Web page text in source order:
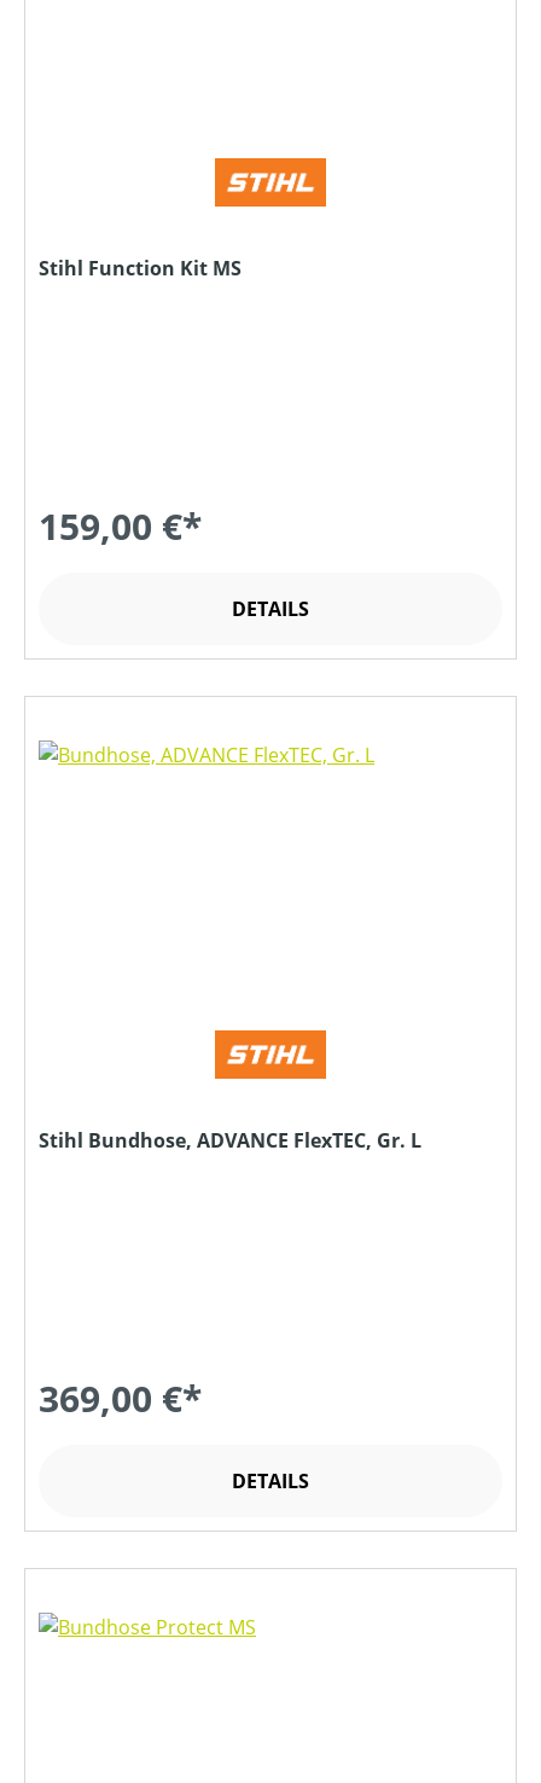
Stihl Function Kit MS
159,00 €*
DETAILS
Stihl Bundhose, ADVANCE FlexTEC, Gr. L
369,00 €*
DETAILS